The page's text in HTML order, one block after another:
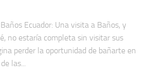
Ecuador: Una visita a Baños, y
no estaría completa sin visitar sus
perder la oportunidad de bañarte en
las...